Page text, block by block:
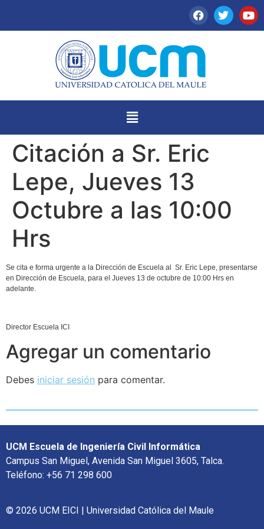
Citación a Sr. Eric
Lepe, Jueves 13
Octubre a las 10:00
Hrs
Se cita e forma urgente a la Dirección de Escuela al Sr. Eric Lepe, presentarse
en Dirección de Escuela, para el Jueves 13 de octubre de 10:00 Hrs en
adelante.
Director Escuela ICI
Agregar un comentario
Debes iniciar sesión para comentar.
UCM Escuela de Ingeniería Civil Informática
Campus San Miguel, Avenida San Miguel 3605, Talca.
Teléfono: +56 71 298 600
© 2026 UCM EICI | Universidad Católica del Maule